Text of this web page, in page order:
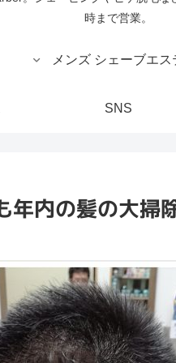
時まで営業。
メンズ シェーブエス
SNS
年内の髪の大掃